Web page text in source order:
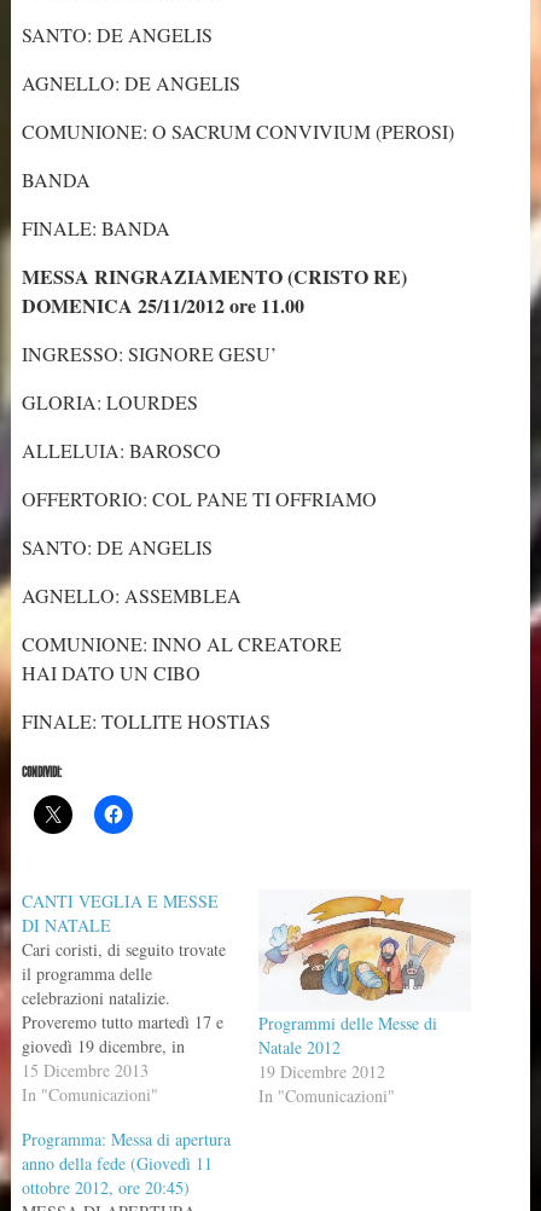
SANTO: DE ANGELIS
AGNELLO: DE ANGELIS
COMUNIONE: O SACRUM CONVIVIUM (PEROSI)
BANDA
FINALE: BANDA
MESSA RINGRAZIAMENTO (CRISTO RE)
DOMENICA 25/11/2012 ore 11.00
INGRESSO: SIGNORE GESU’
GLORIA: LOURDES
ALLELUIA: BAROSCO
OFFERTORIO: COL PANE TI OFFRIAMO
SANTO: DE ANGELIS
AGNELLO: ASSEMBLEA
COMUNIONE: INNO AL CREATORE
HAI DATO UN CIBO
FINALE: TOLLITE HOSTIAS
CONDIVIDI:
CANTI VEGLIA E MESSE
DI NATALE
Cari coristi, di seguito trovate
il programma delle
celebrazioni natalizie.
Proveremo tutto martedì 17 e
giovedì 19 dicembre, in
chiesa, dopo la veglia (ore
21.20). Raccomando, vista la
provare, la massima
puntualità. Emanuele
PROGRAMMA MESSE DI
15 Dicembre 2013
In "Comunicazioni"
Programmi delle Messe di
Natale 2012
19 Dicembre 2012
In "Comunicazioni"
Programma: Messa di apertura
anno della fede (Giovedì 11
ottobre 2012, ore 20:45)